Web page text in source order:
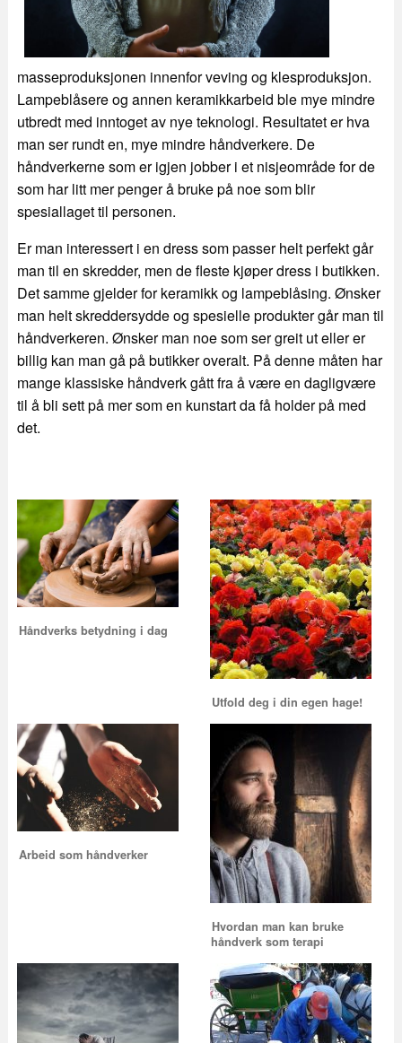
masseproduksjonen innenfor veving og klesproduksjon.
Lampeblåsere og annen keramikkarbeid ble mye mindre
utbredt med inntoget av nye teknologi. Resultatet er hva
man ser rundt en, mye mindre håndverkere. De
håndverkerne som er igjen jobber i et nisjeområde for de
som har litt mer penger å bruke på noe som blir
spesiallaget til personen.
Er man interessert i en dress som passer helt perfekt går
man til en skredder, men de fleste kjøper dress i butikken.
Det samme gjelder for keramikk og lampeblåsing. Ønsker
man helt skreddersydde og spesielle produkter går man til
håndverkeren. Ønsker man noe som ser greit ut eller er
billig kan man gå på butikker overalt. På denne måten har
mange klassiske håndverk gått fra å være en dagligvære
til å bli sett på mer som en kunstart da få holder på med
det.
Håndverks betydning i dag
Utfold deg i din egen hage!
Arbeid som håndverker
Hvordan man kan bruke
håndverk som terapi